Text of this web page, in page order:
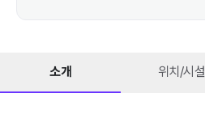
소개 위치/시설